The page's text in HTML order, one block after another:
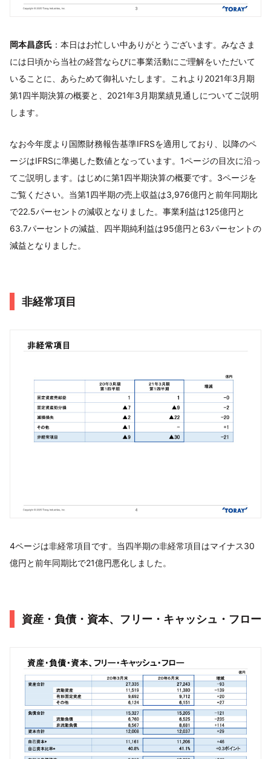
岡本昌彦氏 ：本日はお忙しい中ありがとうございます。みなさま
には日頃から当社の経営ならびに事業活動にご理解をいただいて
いることに、あらためて御礼いたします。これより2021年3月期
第1四半期決算の概要と、2021年3月期業績見通しについてご説明
します。
なお今年度より国際財務報告基準IFRSを適用しており、以降のペ
ージはIFRSに準拠した数値となっています。1ページの目次に沿っ
てご説明します。はじめに第1四半期決算の概要です。3ページを
ご覧ください。当第1四半期の売上収益は3,976億円と前年同期比
で22.5パーセントの減収となりました。事業利益は125億円と
63.7パーセントの減益、四半期純利益は95億円と63パーセントの
減益となりました。
非経常項目
4ページは非経常項目です。当四半期の非経常項目はマイナス30
億円と前年同期比で21億円悪化しました。
資産・負債・資本、フリー・キャッシュ・フロー